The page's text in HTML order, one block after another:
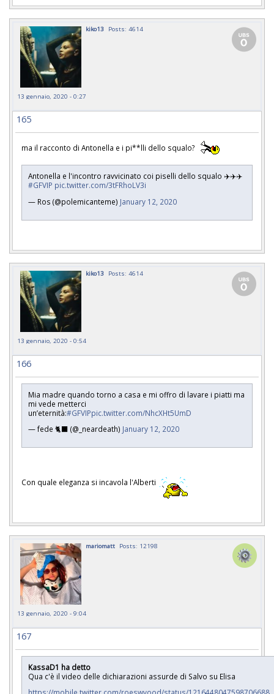
kiko13 Posts: 4614
13 gennaio, 2020 - 0:27
165
ma il racconto di Antonella e i pi**lli dello squalo?
Antonella e l'incontro ravvicinato coi piselli dello squalo ✈️✈️✈️
#GFVIP pic.twitter.com/3tFRhoLV3i
— Ros (@polemicanteme) January 12, 2020
kiko13 Posts: 4614
13 gennaio, 2020 - 0:54
166
Mia madre quando torno a casa e mi offro di lavare i piatti ma
mi vede metterci
un’eternità:#GFVIPpic.twitter.com/NhcXHt5UmD
— fede 🐈‍⬛ (@_neardeath) January 12, 2020
Con quale eleganza si incavola l'Alberti
mariomatt Posts: 12198
13 gennaio, 2020 - 9:04
167
KassaD1 ha detto
Qua c'è il video delle dichiarazioni assurde di Salvo su Elisa